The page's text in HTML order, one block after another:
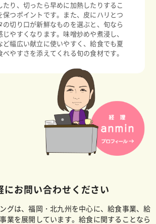
たり、切ったら早めに加熱したりするこ
保つポイントです。また、皮にハリとつ
の切り口が新鮮なものを選ぶと、旬なら
じやすくなります。味噌炒めや煮浸し、
ど幅広い献立に使いやすく、給食でも夏
べやすさを添えてくれる旬の食材です。
にお問い合わせください
グは、福岡・北九州を中心に、給食事業、給
業を展開しています。給食に関することなら